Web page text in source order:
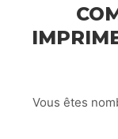
Vous êtes